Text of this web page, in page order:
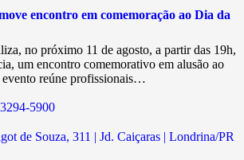
encontro em comemoração ao Dia da
no próximo 11 de agosto, a partir das 19h,
um encontro comemorativo em alusão ao
reúne profissionais…
5900
de Souza, 311 | Jd. Caiçaras | Londrina/PR